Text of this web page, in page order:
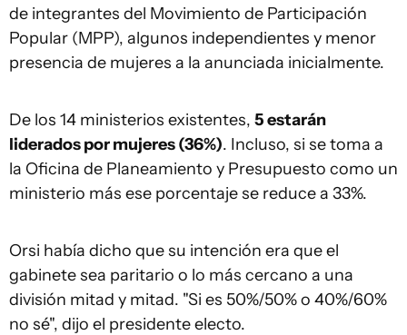
de integrantes del Movimiento de Participación
Popular (MPP), algunos independientes y menor
presencia de mujeres a la anunciada inicialmente.
De los 14 ministerios existentes, 5 estarán
liderados por mujeres (36%). Incluso, si se toma a
la Oficina de Planeamiento y Presupuesto como un
ministerio más ese porcentaje se reduce a 33%.
Orsi había dicho que su intención era que el
gabinete sea paritario o lo más cercano a una
división mitad y mitad. "Si es 50%/50% o 40%/60%
no sé", dijo el presidente electo.